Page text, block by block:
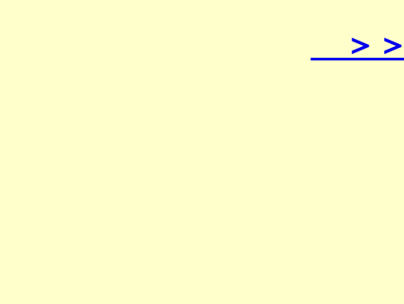
＞